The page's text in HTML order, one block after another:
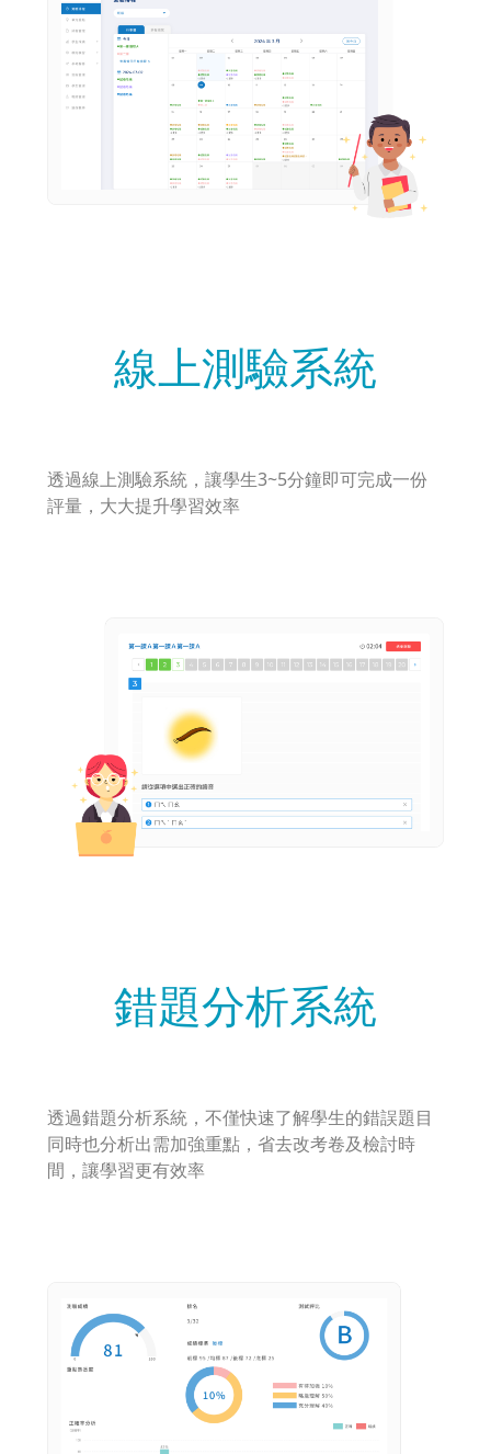
線上測驗系統
透過線上測驗系統，讓學生3~5分鐘即可完成一份
評量，大大提升學習效率
錯題分析系統
透過錯題分析系統，不僅快速了解學生的錯誤題目
同時也分析出需加強重點，省去改考卷及檢討時
間，讓學習更有效率